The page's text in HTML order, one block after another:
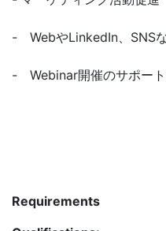
- WebやLinkedIn、SNS
- Webinar開催のサポー
Requirements